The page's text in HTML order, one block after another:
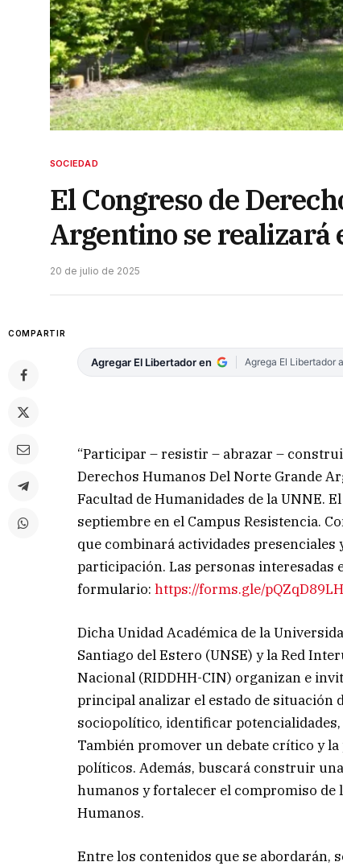
SOCIEDAD
El Congreso de
Argentino se realizará
20 de julio de 2025
COMPARTIR
Agregar El Libertador en Agrega El Libertador
“Participar – resistir – abrazar –
Derechos Humanos Del Norte Grande
Facultad de Humanidades de la UNNE.
septiembre en el Campus Resistencia.
que combinará actividades
participación. Las personas
formulario:https://forms.gle/
Dicha Unidad Académica de la
Santiago del Estero (UNSE) y la Red
Nacional (RIDDHH-CIN) organizan e
principal analizar el estado de situación
sociopolítico, identificar
También promover un debate crítico y
políticos. Además, buscará construir
humanos y fortalecer el compromiso de
Humanos.
Entre los contenidos que se abordarán,